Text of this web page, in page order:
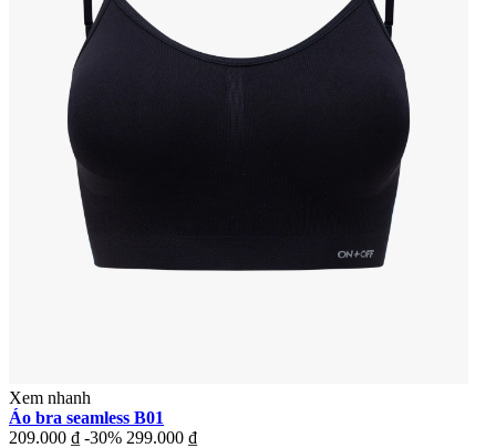
Xem nhanh
Áo bra seamless B01
209.000 ₫ -30% 299.000 ₫